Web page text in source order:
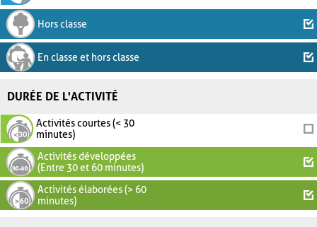
Hors classe
En classe et hors classe
DURÉE DE L'ACTIVITÉ
Activités courtes (< 30
minutes)
Activités développées
(Entre 30 et 60 minutes)
Activités élaborées (> 60
minutes)